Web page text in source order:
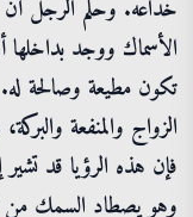
خداعه. وحلم الرجل أن
الأسماك ووجد
تكون مطيعة وصالحة
الزواج والمنفعة
فإن هذه الرؤيا قد
وهو يصطاد السمك من